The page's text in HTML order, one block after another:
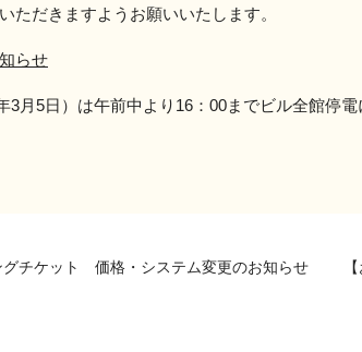
ただきますようお願いいたします。
らせ
3月5日）は午前中より16：00までビル全館停
グチケット 価格・システム変更のお知らせ